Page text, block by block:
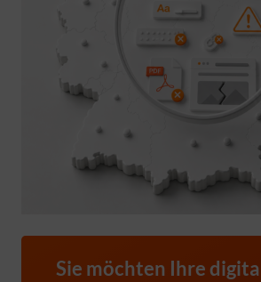
Sie möchten Ihre